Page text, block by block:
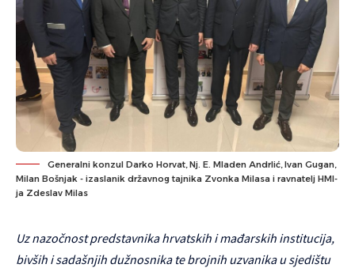
Generalni konzul Darko Horvat, Nj. E. Mladen Andrlić, Ivan Gugan,
Milan Bošnjak - izaslanik državnog tajnika Zvonka Milasa i ravnatelj HMI-
ja Zdeslav Milas
Uz nazočnost predstavnika hrvatskih i mađarskih institucija,
bivših i sadašnjih dužnosnika te brojnih uzvanika u sjedištu